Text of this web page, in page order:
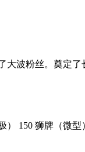
波粉丝。奠定
150 狮牌（微